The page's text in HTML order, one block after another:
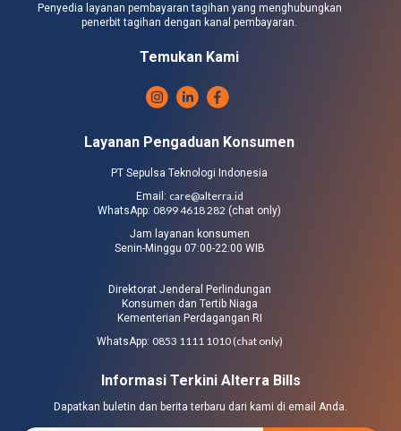
Penyedia layanan pembayaran tagihan yang menghubungkan
penerbit tagihan dengan kanal pembayaran.
Temukan Kami
Layanan Pengaduan Konsumen
PT Sepulsa Teknologi Indonesia
Email: care@alterra.id
WhatsApp: 0899 4618 282 (chat only)
Jam layanan konsumen
Senin-Minggu 07:00-22:00 WIB
Direktorat Jenderal Perlindungan
Konsumen dan Tertib Niaga
Kementerian Perdagangan RI
WhatsApp: 0853 1111 1010 (chat only)
Informasi Terkini Alterra Bills
Dapatkan buletin dan berita terbaru dari kami di email Anda.